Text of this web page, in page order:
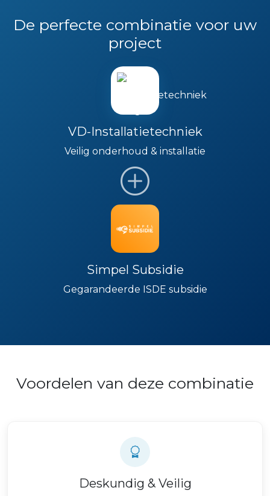
De perfecte combinatie voor uw
project
VD-Installatietechniek
Veilig onderhoud & installatie
Simpel Subsidie
Gegarandeerde ISDE subsidie
Voordelen van deze combinatie
Deskundig & Veilig